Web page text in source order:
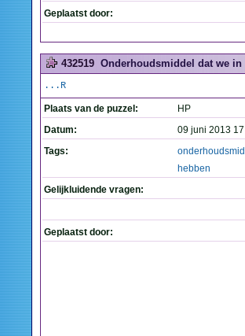
Geplaatst door:
432519 Onderhoudsmiddel dat we in
...R
Plaats van de puzzel:
HP
Datum:
09 juni 2013
Tags:
hebben
Gelijkluidende vragen:
Geplaatst door: